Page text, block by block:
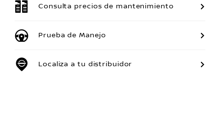
Consulta precios de mantenimiento
Prueba de Manejo
Localiza a tu distribuidor